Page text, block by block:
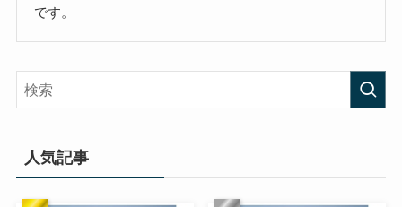
です。
人気記事